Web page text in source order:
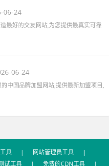
品牌知名度。
06-24
最好的交友网站,为您提供最真实可靠
06-24
中国品牌加盟网站,提供最新加盟项目,
具 | 网站管理员工具
|
试工具 | 免费的CDN工具 |